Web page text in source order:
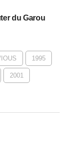
du Garou
1995
2001